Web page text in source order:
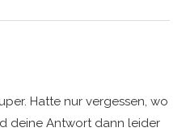
Hatte nur vergessen, wo
deine Antwort dann leider